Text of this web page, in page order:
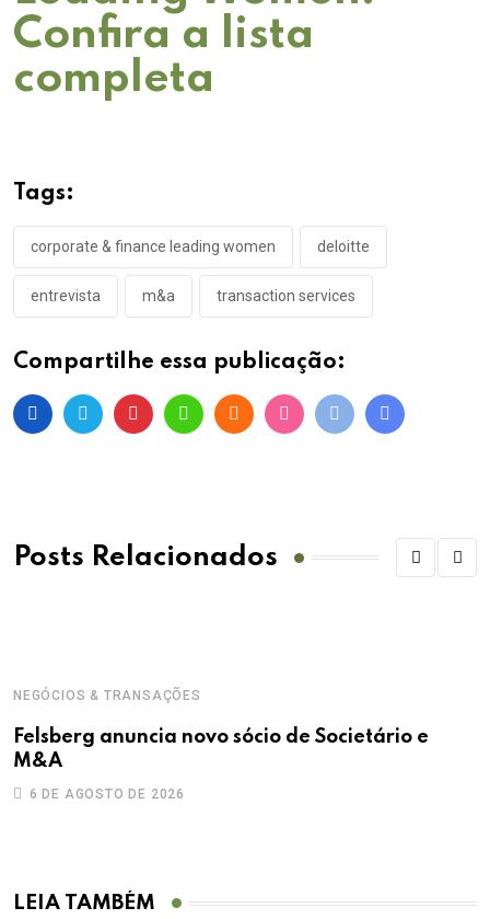
Confira a lista
completa
Tags:
corporate & finance leading women deloitte
entrevista m&a transaction services
Compartilhe essa publicação:
Posts Relacionados
NEGÓCIOS & TRANSAÇÕES
Felsberg anuncia novo sócio de Societário e
M&A
6 DE AGOSTO DE 2026
LEIA TAMBÉM